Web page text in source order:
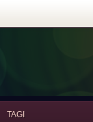
TAGI